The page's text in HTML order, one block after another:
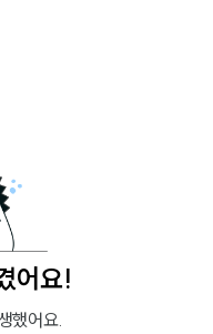
어요!
했어요.